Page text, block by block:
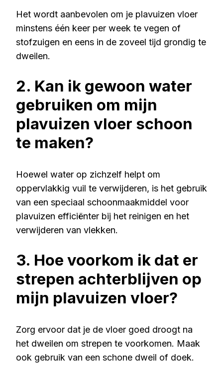
Het wordt aanbevolen om je plavuizen vloer
minstens één keer per week te vegen of
stofzuigen en eens in de zoveel tijd grondig te
dweilen.
2. Kan ik gewoon water
gebruiken om mijn
plavuizen vloer schoon
te maken?
Hoewel water op zichzelf helpt om
oppervlakkig vuil te verwijderen, is het gebruik
van een speciaal schoonmaakmiddel voor
plavuizen efficiënter bij het reinigen en het
verwijderen van vlekken.
3. Hoe voorkom ik dat er
strepen achterblijven op
mijn plavuizen vloer?
Zorg ervoor dat je de vloer goed droogt na
het dweilen om strepen te voorkomen. Maak
ook gebruik van een schone dweil of doek.